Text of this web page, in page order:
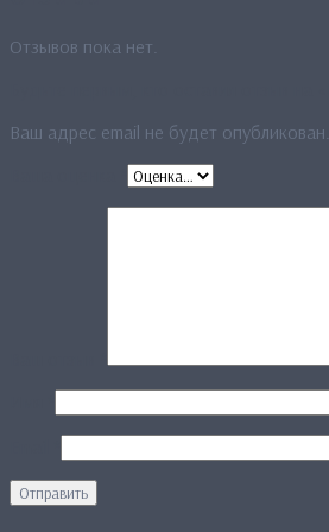
Отзывов пока нет.
Ваш адрес email не будет опубликован.